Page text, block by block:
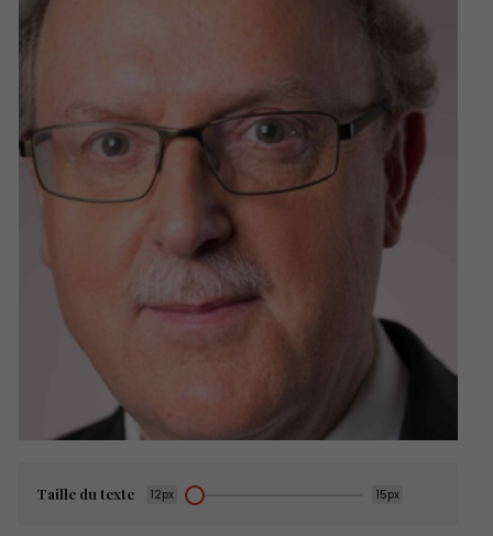
Taille du texte 12px 15px